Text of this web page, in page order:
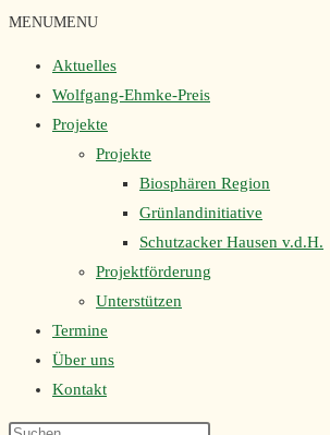
MENUMENU
Aktuelles
Wolfgang-Ehmke-Preis
Projekte
Projekte
Biosphären Region
Grünlandinitiative
Schutzacker Hausen v.d.H.
Projektförderung
Unterstützen
Termine
Über uns
Kontakt